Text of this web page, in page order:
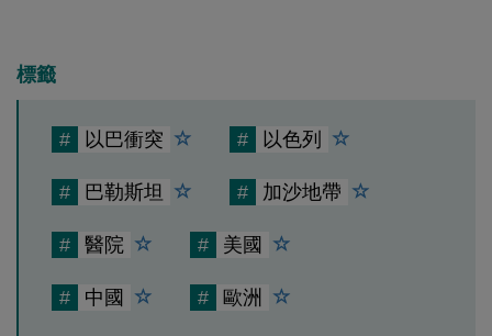
標籤
# 以巴衝突 # 以色列
# 巴勒斯坦 # 加沙地帶
# 醫院 # 美國
# 中國 # 歐洲